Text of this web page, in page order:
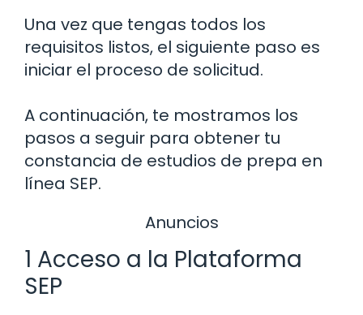
Una vez que tengas todos los
requisitos listos, el siguiente paso es
iniciar el proceso de solicitud.
A continuación, te mostramos los
pasos a seguir para obtener tu
constancia de estudios de prepa en
línea SEP.
Anuncios
1 Acceso a la Plataforma
SEP